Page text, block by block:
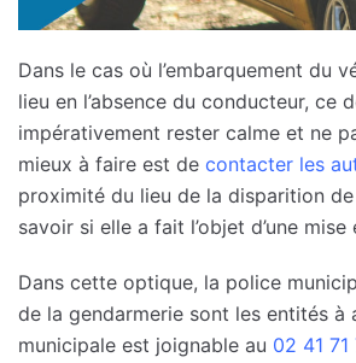
Dans le cas où l’embarquement du
lieu en l’absence du conducteur, ce
impérativement rester calme et ne
mieux à faire est de contacter les
proximité du lieu de la disparition
savoir si elle a fait l’objet d’une mise
Dans cette optique, la police
de la gendarmerie sont les entités à
municipale est joignable au 02 41